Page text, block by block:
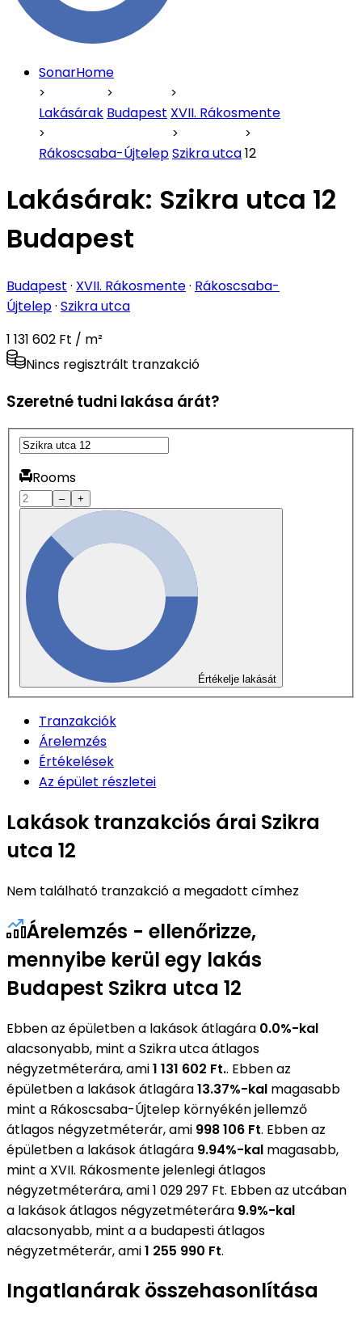
SonarHome
Lakásárak Budapest XVII. Rákosmente
Rákoscsaba-ÚjtelepSzikra utca12
Lakásárak: Szikra utca 12
Budapest
Budapest · XVII. Rákosmente· Rákoscsaba-
Újtelep· Szikra utca
1 131 602 Ft / m²
Nincs regisztrált tranzakció
Szeretné tudni lakása árát?
Rooms
– +
Értékelje lakását
Tranzakciók
Árelemzés
Értékelések
Az épület részletei
Lakások tranzakciós árai Szikra
utca 12
Nem található tranzakció a megadott címhez
Árelemzés - ellenőrizze,
mennyibe kerül egy lakás
Budapest Szikra utca 12
Ebben az épületben a lakások átlagára 0.0%-kal
alacsonyabb, mint a Szikra utca átlagos
négyzetméterára, ami1 131 602 Ft.. Ebben az
épületben a lakások átlagára13.37%-kal magasabb
mint a Rákoscsaba-Újtelep környékén jellemző
átlagos négyzetméterár, ami 998 106 Ft. Ebben az
épületben a lakások átlagára 9.94%-kal magasabb,
mint a XVII. Rákosmente jelenlegi átlagos
négyzetméterára, ami 1 029 297 Ft. Ebben az utcában
a lakások átlagos négyzetméterára 9.9%-kal
alacsonyabb, mint a a budapesti átlagos
négyzetméterár, ami1 255 990 Ft.
Ingatlanárak összehasonlítása